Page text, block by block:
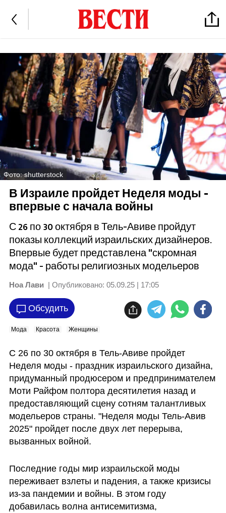
Фото: shutterstock
В Израиле пройдет Неделя моды -
впервые с начала войны
С 26 по 30 октября в Тель-Авиве пройдут
показы коллекций израильских дизайнеров.
Впервые будет представлена "скромная
мода" - работы религиозных модельеров
Ноа Лави | Опубликовано: 05.09.25 | 17:05
Обсудить
Мода Красота Женщины
С 26 по 30 октября в Тель-Авиве пройдет
Неделя моды - праздник израильского дизайна,
придуманный продюсером и предпринимателем
Моти Райфом полтора десятилетия назад и
предоставляющий сцену сотням талантливых
модельеров страны. "Неделя моды Тель-Авив
2025" пройдет после двух лет перерыва,
вызванных войной.
Последние годы мир израильской моды
переживает взлеты и падения, а также кризисы
из-за пандемии и войны. В этом году
добавилась волна антисемитизма,